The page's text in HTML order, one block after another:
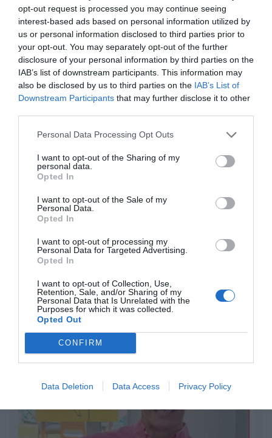
opt-out request is processed you may continue seeing
interest-based ads based on personal information utilized by
us or personal information disclosed to third parties prior to
your opt-out. You may separately opt-out of the further
disclosure of your personal information by third parties on the
IAB’s list of downstream participants. This information may
also be disclosed by us to third parties on the IAB’s List of
Downstream Participants that may further disclose it to other
Personal Data Processing Opt Outs
I want to opt-out of the Sharing of my
personal data.
Opted In
I want to opt-out of the Sale of my
Personal Data.
Opted In
I want to opt-out of processing my
Personal Data for Targeted Advertising.
Opted In
I want to opt-out of Collection, Use,
Retention, Sale, and/or Sharing of my
Personal Data that Is Unrelated with the
Purposes for which it was collected.
Opted Out
CONFIRM
Data Deletion Data Access Privacy Policy
Al final, la culpa de la invasión de Ceuta va
a ser de Meloni
Nokia, Ericsson... Huawei: lo que
Eulogio López
Isabel Pantoja pierde dos pleitos
con Hacienda por 700.000
euros... suma y sigue
Argumentos